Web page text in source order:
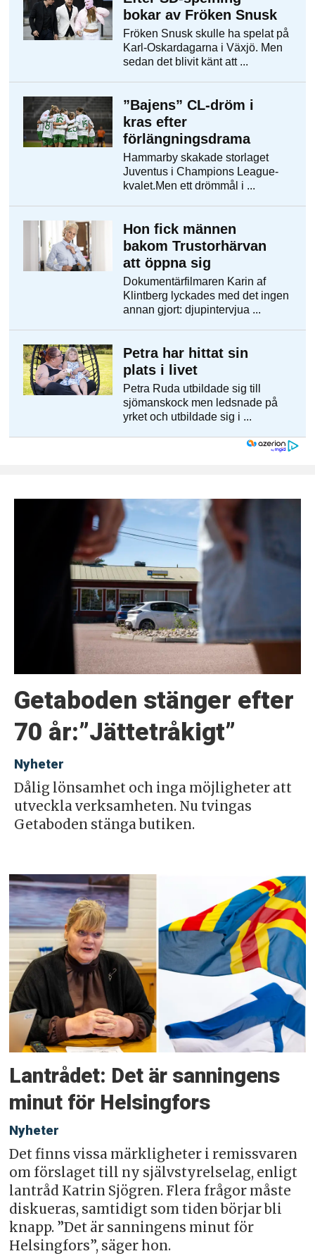
Getaboden stänger efter
70 år:”Jättetråkigt”
Nyheter
Dålig lönsamhet och inga möjligheter att
utveckla verksamheten. Nu tvingas
Getaboden stänga butiken.
Lantrådet: Det är sanningens
minut för Helsingfors
Nyheter
Det finns vissa märkligheter i remissvaren
om förslaget till ny självstyrelselag, enligt
lantråd Katrin Sjögren. Flera frågor måste
diskueras, samtidigt som tiden börjar bli
knapp. ”Det är sanningens minut för
Helsingfors”, säger hon.